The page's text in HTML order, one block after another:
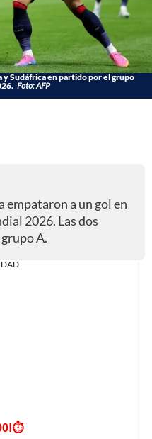
Sudáfrica en partido por el grupo
Foto: AFP
empataron a un gol en
2026. Las dos
A.